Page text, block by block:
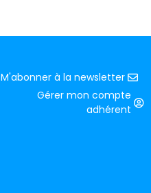
M'abonner à la newsletter
Gérer mon compte
adhérent